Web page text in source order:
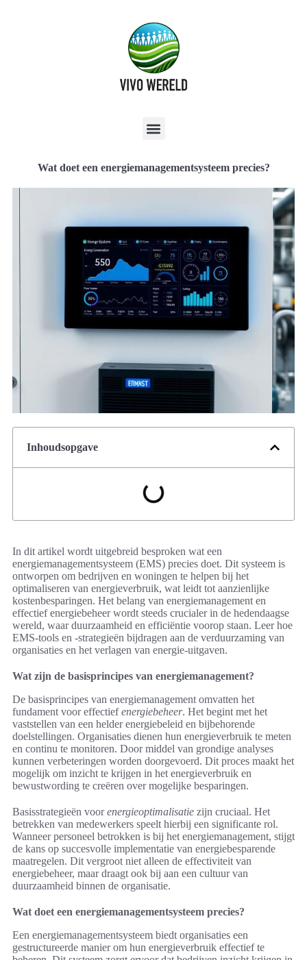
Wat doet een energiemanagementsysteem precies?
Inhoudsopgave
In dit artikel wordt uitgebreid besproken wat een
energiemanagementsysteem (EMS) precies doet. Dit systeem is
ontworpen om bedrijven en woningen te helpen bij het
optimaliseren van energieverbruik, wat leidt tot aanzienlijke
kostenbesparingen. Het belang van energiemanagement en
effectief energiebeheer wordt steeds crucialer in de hedendaagse
wereld, waar duurzaamheid en efficiëntie voorop staan. Leer hoe
EMS-tools en -strategieën bijdragen aan de verduurzaming van
organisaties en het verlagen van energie-uitgaven.
Wat zijn de basisprincipes van energiemanagement?
De basisprincipes van energiemanagement omvatten het
fundament voor effectiefenergiebeheer. Het begint met het
vaststellen van een helder energiebeleid en bijbehorende
doelstellingen. Organisaties dienen hun energieverbruik te meten
en continu te monitoren. Door middel van grondige analyses
kunnen verbeteringen worden doorgevoerd. Dit proces maakt het
mogelijk om inzicht te krijgen in het energieverbruik en
bewustwording te creëren over mogelijke besparingen.
Basisstrategieën voorenergieoptimalisatie zijn cruciaal. Het
betrekken van medewerkers speelt hierbij een significante rol.
Wanneer personeel betrokken is bij het energiemanagement, stijgt
de kans op succesvolle implementatie van energiebesparende
maatregelen. Dit vergroot niet alleen de effectiviteit van
energiebeheer, maar draagt ook bij aan een cultuur van
duurzaamheid binnen de organisatie.
Wat doet een energiemanagementsysteem precies?
Een energiemanagementsysteem biedt organisaties een
gestructureerde manier om hun energieverbruik effectief te